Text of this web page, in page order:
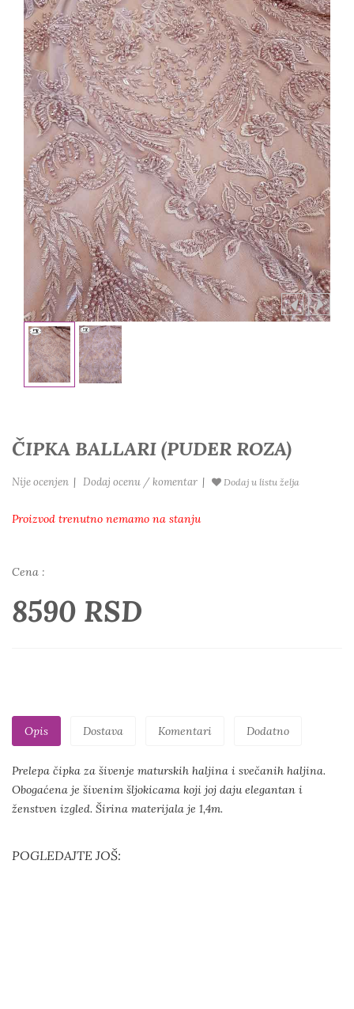
ČIPKA BALLARI (PUDER ROZA)
Nije ocenjen | Dodaj ocenu / komentar | Dodaj u listu želja
Proizvod trenutno nemamo na stanju
Cena :
8590 RSD
Opis Dostava Komentari Dodatno
Prelepa čipka za šivenje maturskih haljina i svečanih haljina.
Obogaćena je šivenim šljokicama koji joj daju elegantan i
ženstven izgled. Širina materijala je 1,4m.
POGLEDAJTE JOŠ: